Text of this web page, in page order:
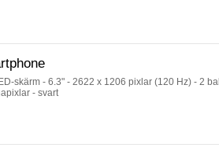
skärm - 6.3" - 2622 x 1206 pixlar (120 Hz) - 2
- svart